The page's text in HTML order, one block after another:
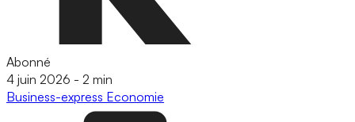
Abonné
4 juin 2026 - 2 min
Business-express Economie